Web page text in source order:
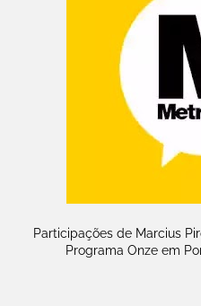
Participações de Marcius
Programa Onze em